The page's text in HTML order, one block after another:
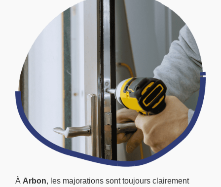
À Arbon, les majorations sont toujours clairement